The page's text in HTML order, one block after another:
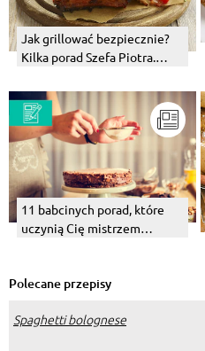
Jak grillować bezpiecznie?
Kilka porad Szefa Piotra.
11 babcinych porad, które
uczynią Cię mistrzem
Polecane przepisy
Spaghetti bolognese